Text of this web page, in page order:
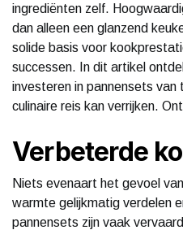
ingrediënten zelf.
dan alleen een glanzend
solide basis voor
successen. In dit artikel
investeren in pannensets
culinaire reis kan verrijken.
Verbeterde
Niets evenaart het gevoel
warmte gelijkmatig verdelen
pannensets zijn vaak